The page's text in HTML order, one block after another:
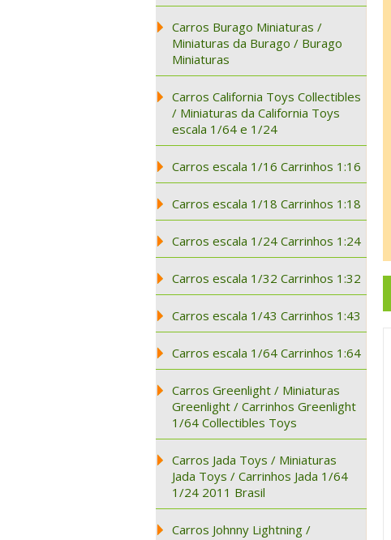
Carros Burago Miniaturas /
Miniaturas da Burago / Burago
Miniaturas
Carros California Toys Collectibles
/ Miniaturas da California Toys
escala 1/64 e 1/24
Carros escala 1/16 Carrinhos 1:16
Carros escala 1/18 Carrinhos 1:18
Carros escala 1/24 Carrinhos 1:24
Carros escala 1/32 Carrinhos 1:32
Carros escala 1/43 Carrinhos 1:43
Carros escala 1/64 Carrinhos 1:64
Carros Greenlight / Miniaturas
Greenlight / Carrinhos Greenlight
1/64 Collectibles Toys
Carros Jada Toys / Miniaturas
Jada Toys / Carrinhos Jada 1/64
1/24 2011 Brasil
Carros Johnny Lightning /